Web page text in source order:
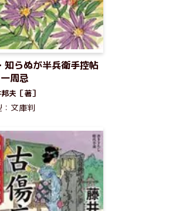
知らぬが半兵衛手控帖
周忌
夫［著］
：文庫判